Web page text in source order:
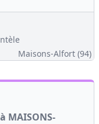
Maisons-Alfort (94)
MAISONS-